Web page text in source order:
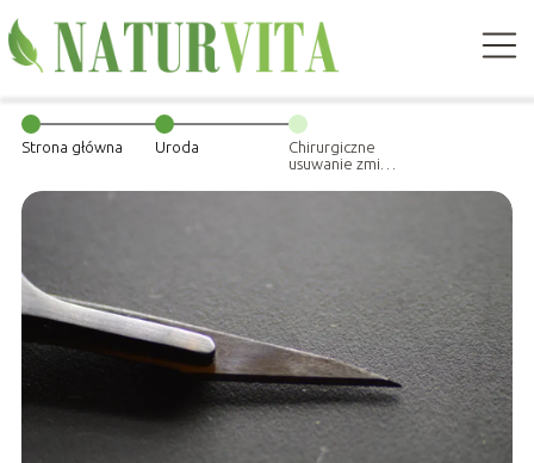
Strona główna Uroda
Chirurgiczne
usuwanie zmian